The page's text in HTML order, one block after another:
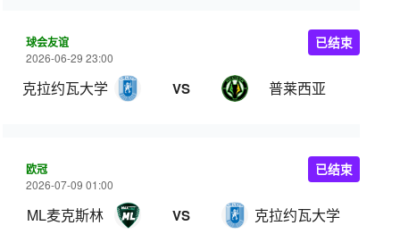
球会友谊
2026-06-29 23:00
克拉约瓦大学 VS 普莱西亚
已结束
欧冠
2026-07-09 01:00
ML麦克斯林 VS 克拉约瓦大学
已结束